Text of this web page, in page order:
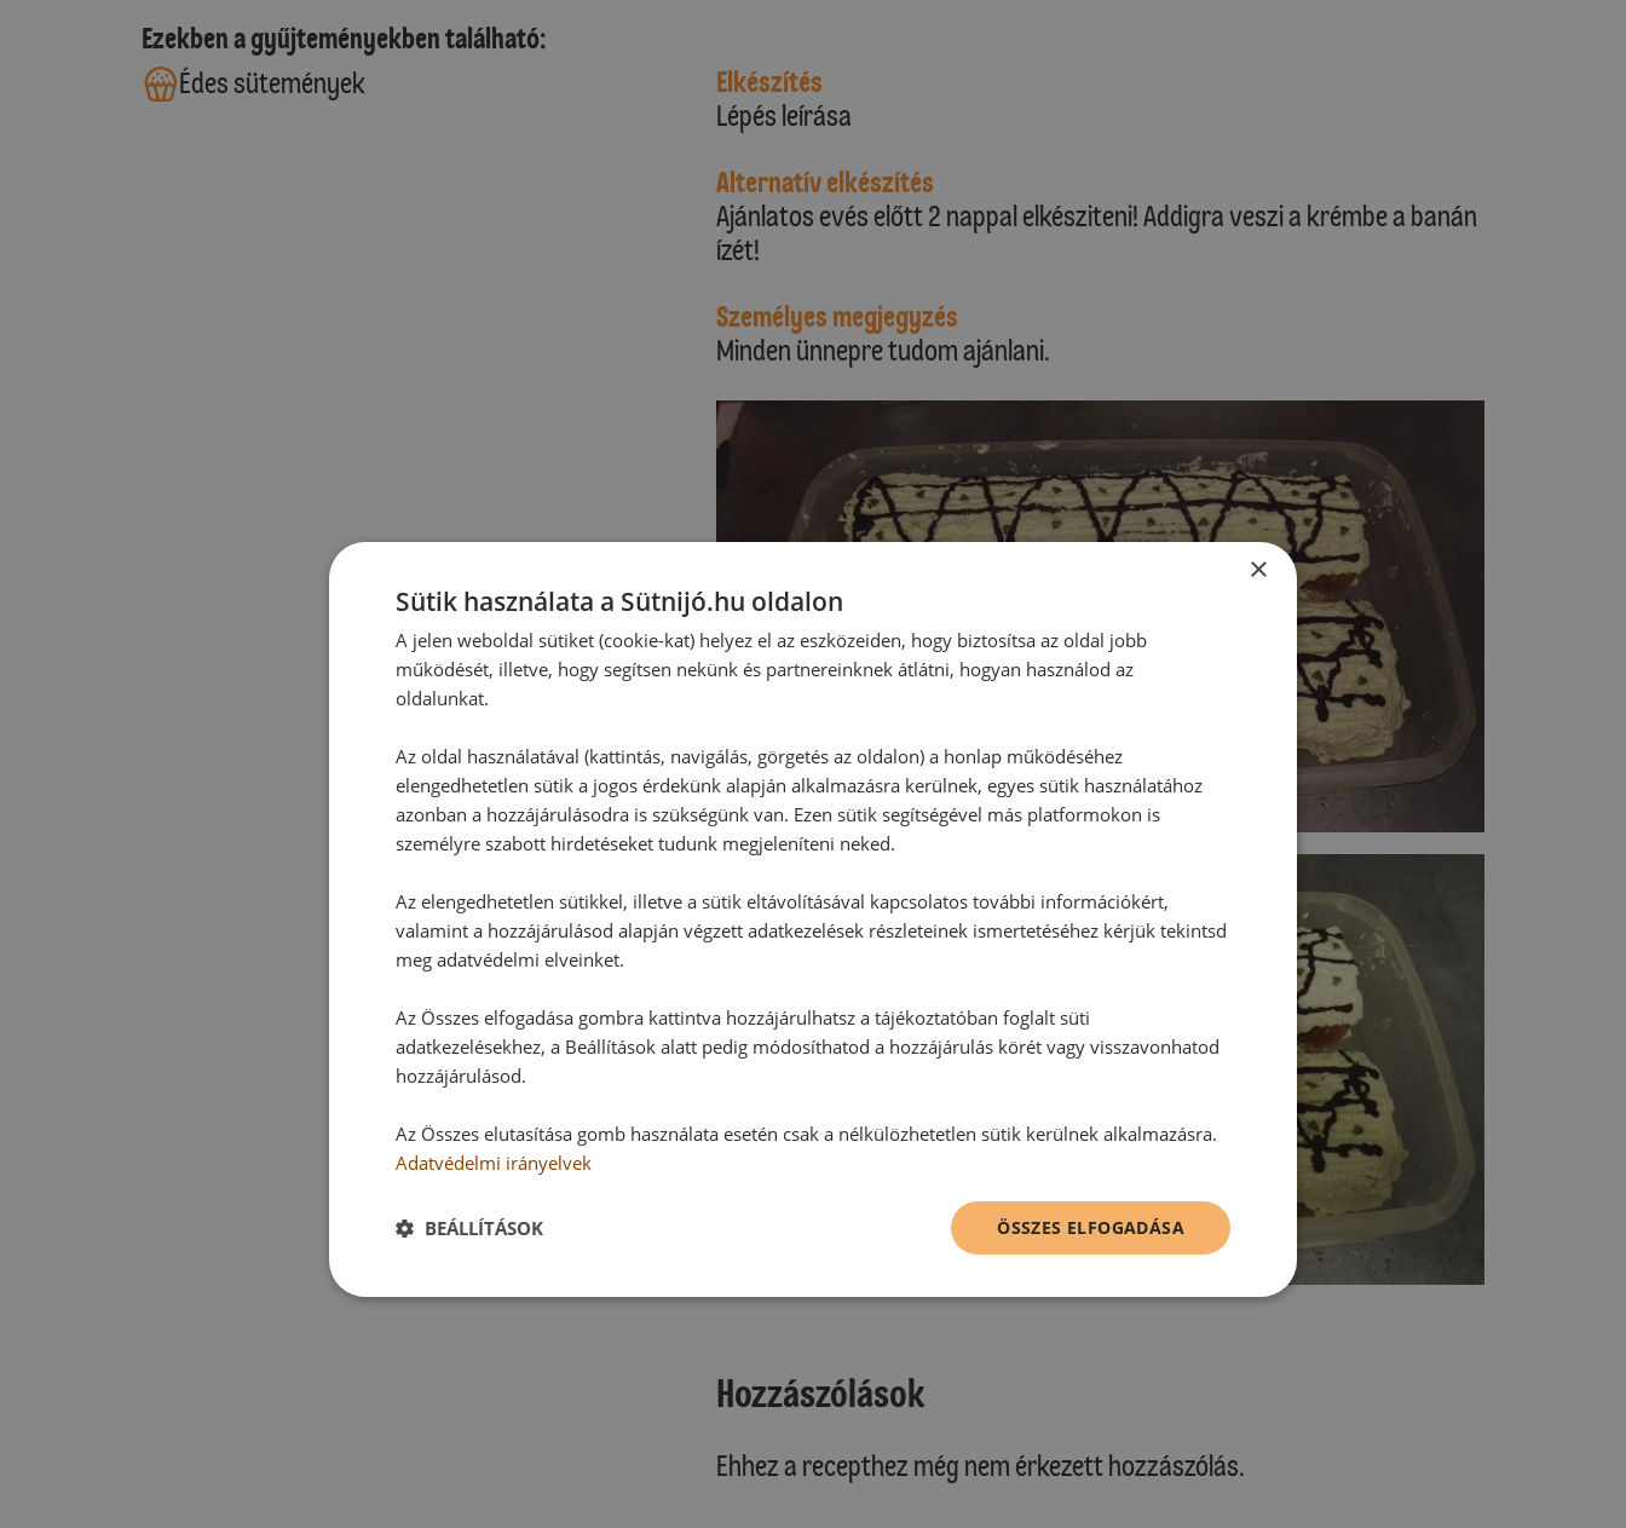
Ezekben a gyűjteményekben található:
Édes sütemények
Elkészítés
Lépés leírása
Alternatív elkészítés
Ajánlatos evés előtt 2 nappal elkésziteni! Addigra veszi a krémbe a banán
ízét!
Személyes megjegyzés
Minden ünnepre tudom ajánlani.
Hozzászólások
Ehhez a recepthez még nem érkezett hozzászólás.
×
Sütik használata a Sütnijó.hu oldalon
A jelen weboldal sütiket (cookie-kat) helyez el az eszközeiden, hogy biztosítsa az oldal jobb
működését, illetve, hogy segítsen nekünk és partnereinknek átlátni, hogyan használod az
oldalunkat.
Az oldal használatával (kattintás, navigálás, görgetés az oldalon) a honlap működéséhez
elengedhetetlen sütik a jogos érdekünk alapján alkalmazásra kerülnek, egyes sütik használatához
azonban a hozzájárulásodra is szükségünk van. Ezen sütik segítségével más platformokon is
személyre szabott hirdetéseket tudunk megjeleníteni neked.
Az elengedhetetlen sütikkel, illetve a sütik eltávolításával kapcsolatos további információkért,
valamint a hozzájárulásod alapján végzett adatkezelések részleteinek ismertetéséhez kérjük tekintsd
meg adatvédelmi elveinket.
Az Összes elfogadása gombra kattintva hozzájárulhatsz a tájékoztatóban foglalt süti
adatkezelésekhez, a Beállítások alatt pedig módosíthatod a hozzájárulás körét vagy visszavonhatod
hozzájárulásod.
Az Összes elutasítása gomb használata esetén csak a nélkülözhetetlen sütik kerülnek alkalmazásra.
Adatvédelmi irányelvek
ÖSSZES ELFOGADÁSA
BEÁLLÍTÁSOK